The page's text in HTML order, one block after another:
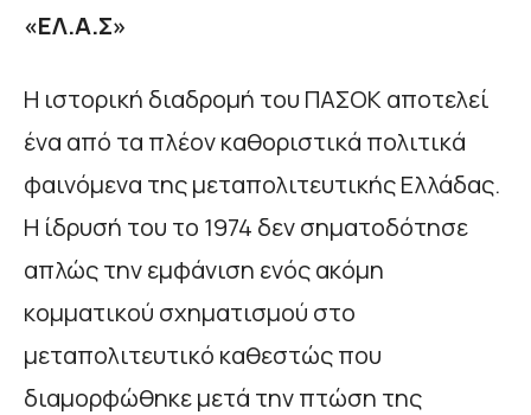
«ΕΛ.Α.Σ»
Η ιστορική διαδρομή του ΠΑΣΟΚ αποτελεί
ένα από τα πλέον καθοριστικά πολιτικά
φαινόμενα της μεταπολιτευτικής Ελλάδας.
Η ίδρυσή του το 1974 δεν σηματοδότησε
απλώς την εμφάνιση ενός ακόμη
κομματικού σχηματισμού στο
μεταπολιτευτικό καθεστώς που
διαμορφώθηκε μετά την πτώση της